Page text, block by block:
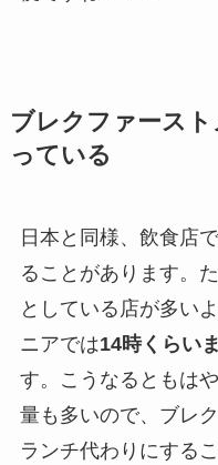
ブレクファース
っている
日本と同様、飲食店
ることがあります。
としている店が多い
ニアでは14時くらい
す。こうなるともは
量も多いので、ブレ
ランチ代わりにする